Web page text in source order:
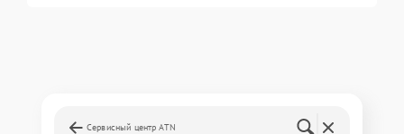
Сервисный центр ATN